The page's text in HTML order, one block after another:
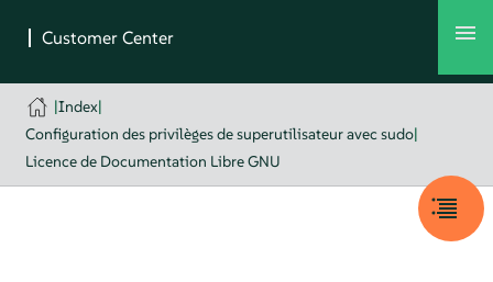
|Index|
Configuration des privilèges de superutilisateur avec sudo|
Licence de Documentation Libre GNU